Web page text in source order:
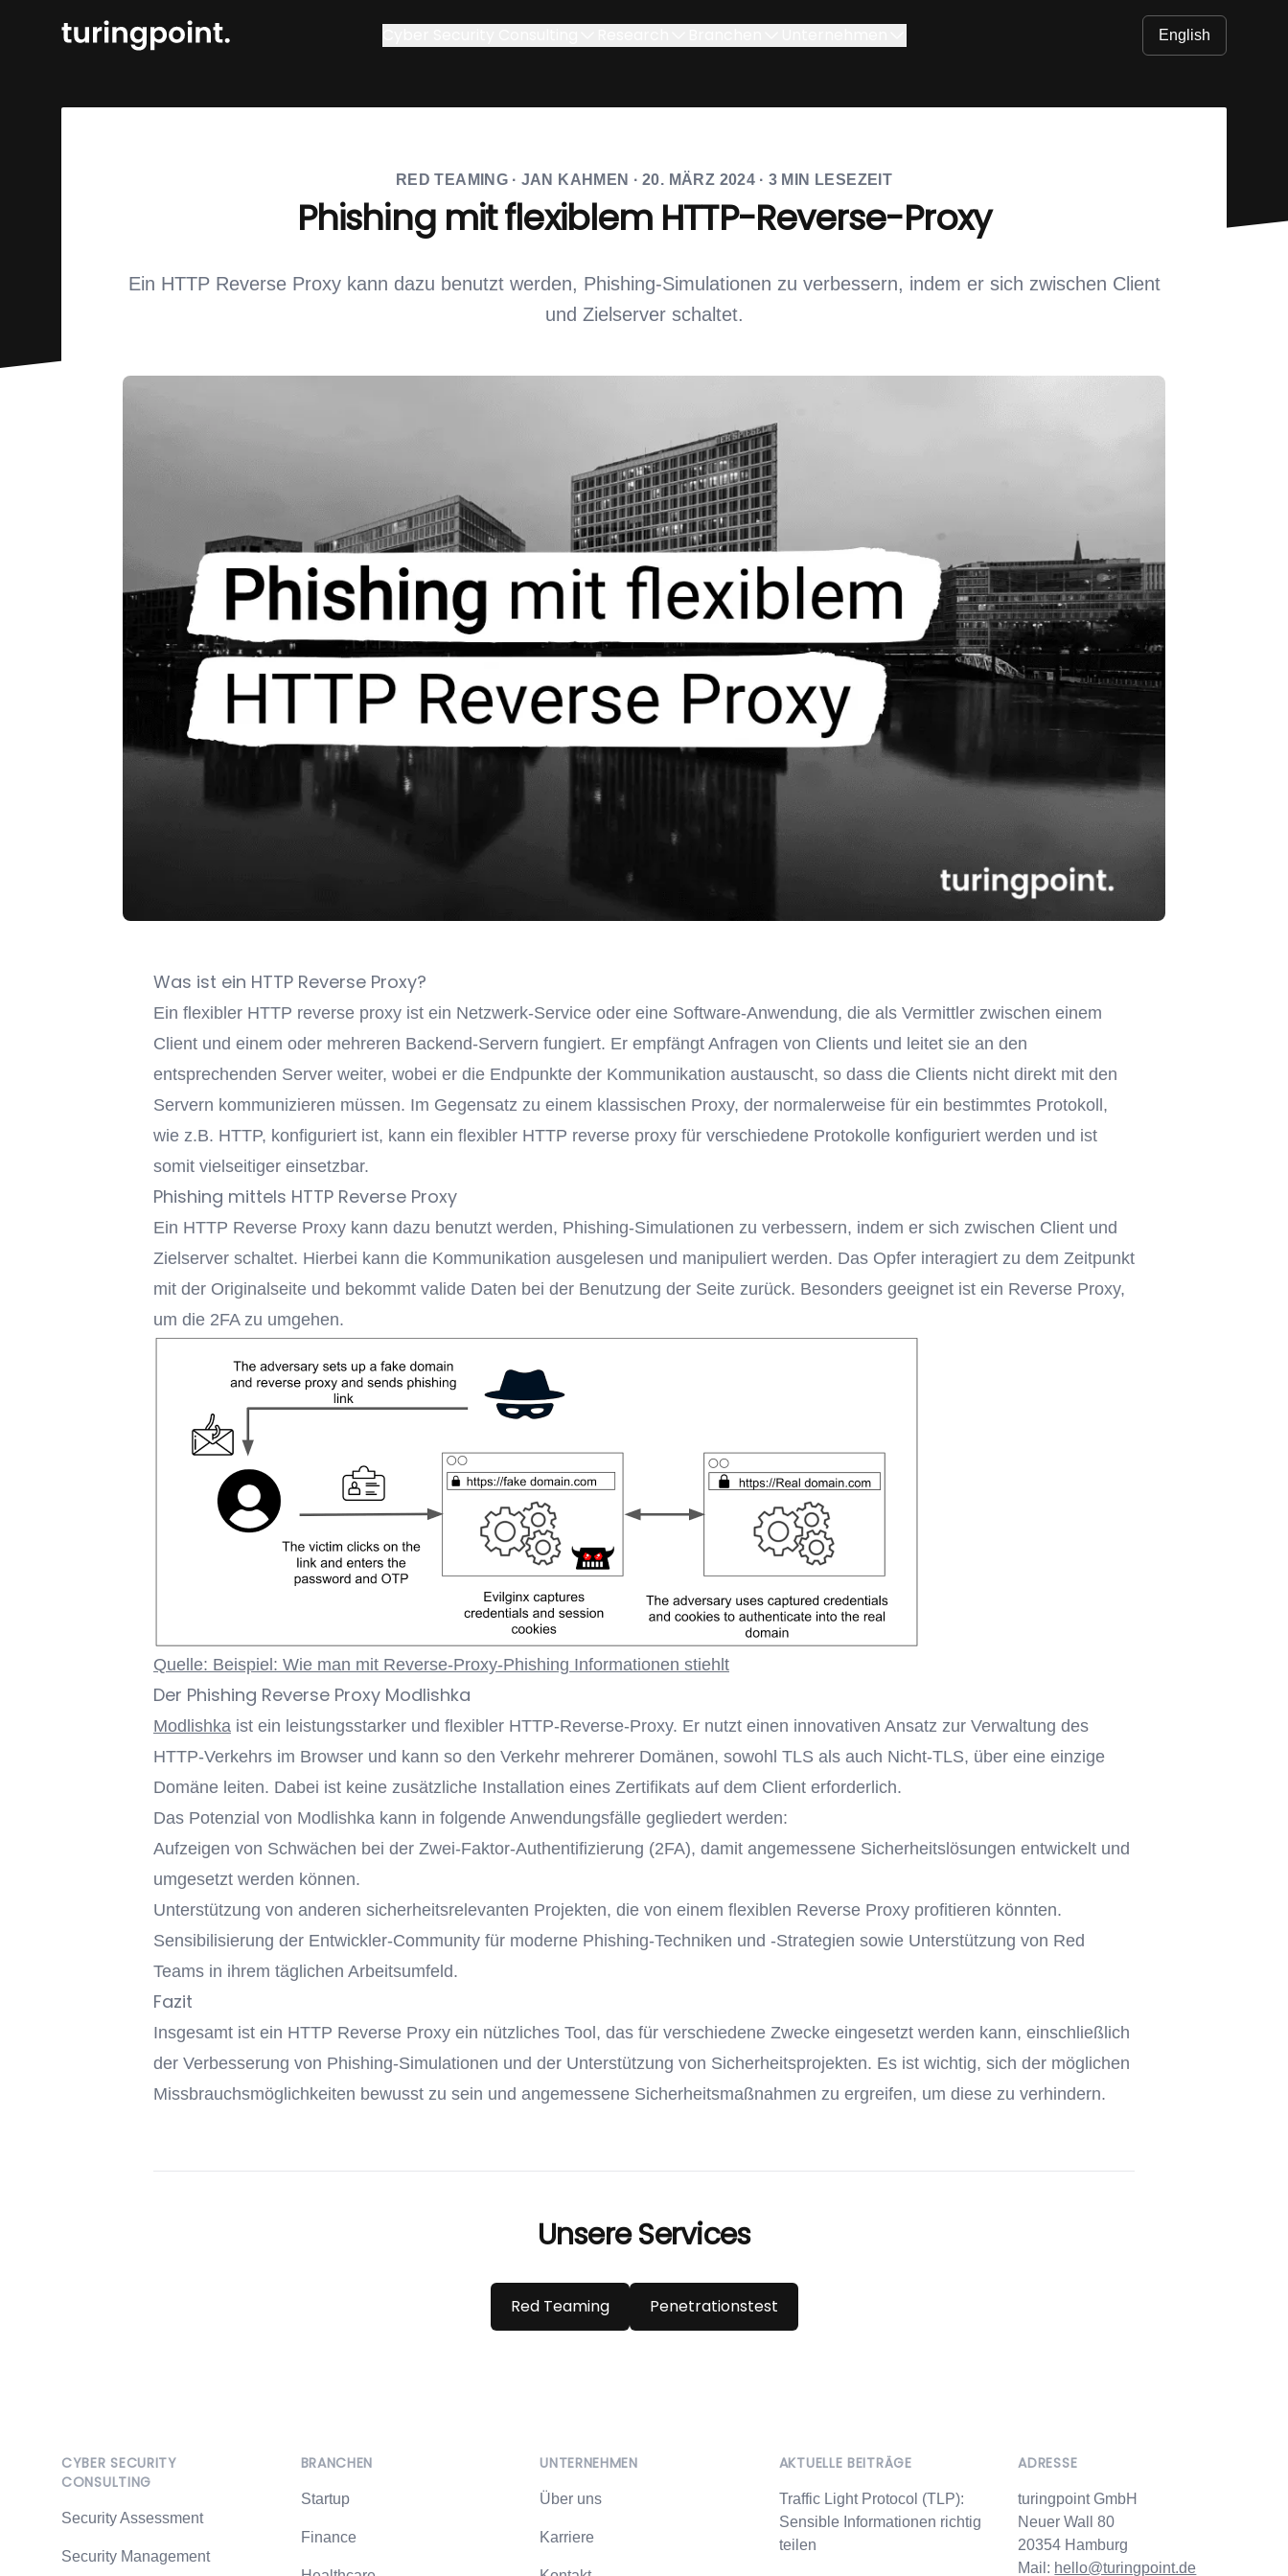
English
RED TEAMING · JAN KAHMEN · 20. MÄRZ 2024 · 3 MIN LESEZEIT
Phishing mit flexiblem HTTP-Reverse-Proxy
Ein HTTP Reverse Proxy kann dazu benutzt werden, Phishing-Simulationen zu verbessern, indem er sich zwischen Client
und Zielserver schaltet.
Was ist ein HTTP Reverse Proxy?
Ein flexibler HTTP reverse proxy ist ein Netzwerk-Service oder eine Software-Anwendung, die als Vermittler zwischen einem
Client und einem oder mehreren Backend-Servern fungiert. Er empfängt Anfragen von Clients und leitet sie an den
entsprechenden Server weiter, wobei er die Endpunkte der Kommunikation austauscht, so dass die Clients nicht direkt mit den
Servern kommunizieren müssen. Im Gegensatz zu einem klassischen Proxy, der normalerweise für ein bestimmtes Protokoll,
wie z.B. HTTP, konfiguriert ist, kann ein flexibler HTTP reverse proxy für verschiedene Protokolle konfiguriert werden und ist
somit vielseitiger einsetzbar.
Phishing mittels HTTP Reverse Proxy
Ein HTTP Reverse Proxy kann dazu benutzt werden, Phishing-Simulationen zu verbessern, indem er sich zwischen Client und
Zielserver schaltet. Hierbei kann die Kommunikation ausgelesen und manipuliert werden. Das Opfer interagiert zu dem Zeitpunkt
mit der Originalseite und bekommt valide Daten bei der Benutzung der Seite zurück. Besonders geeignet ist ein Reverse Proxy,
um die 2FA zu umgehen.
Quelle: Beispiel: Wie man mit Reverse-Proxy-Phishing Informationen stiehlt
Der Phishing Reverse Proxy Modlishka
Modlishka ist ein leistungsstarker und flexibler HTTP-Reverse-Proxy. Er nutzt einen innovativen Ansatz zur Verwaltung des
HTTP-Verkehrs im Browser und kann so den Verkehr mehrerer Domänen, sowohl TLS als auch Nicht-TLS, über eine einzige
Domäne leiten. Dabei ist keine zusätzliche Installation eines Zertifikats auf dem Client erforderlich.
Das Potenzial von Modlishka kann in folgende Anwendungsfälle gegliedert werden:
Aufzeigen von Schwächen bei der Zwei-Faktor-Authentifizierung (2FA), damit angemessene Sicherheitslösungen entwickelt und
umgesetzt werden können.
Unterstützung von anderen sicherheitsrelevanten Projekten, die von einem flexiblen Reverse Proxy profitieren könnten.
Sensibilisierung der Entwickler-Community für moderne Phishing-Techniken und -Strategien sowie Unterstützung von Red
Teams in ihrem täglichen Arbeitsumfeld.
Fazit
Insgesamt ist ein HTTP Reverse Proxy ein nützliches Tool, das für verschiedene Zwecke eingesetzt werden kann, einschließlich
der Verbesserung von Phishing-Simulationen und der Unterstützung von Sicherheitsprojekten. Es ist wichtig, sich der möglichen
Missbrauchsmöglichkeiten bewusst zu sein und angemessene Sicherheitsmaßnahmen zu ergreifen, um diese zu verhindern.
Unsere Services
Red Teaming Penetrationstest
CYBER SECURITY
CONSULTING
Security Assessment
Security Management
BRANCHEN
Startup
Finance
UNTERNEHMEN
Über uns
Karriere
AKTUELLE BEITRÄGE
Traffic Light Protocol (TLP):
Sensible Informationen richtig
teilen
ADRESSE
turingpoint GmbH
Neuer Wall 80
20354 Hamburg
Mail: hello@turingpoint.de